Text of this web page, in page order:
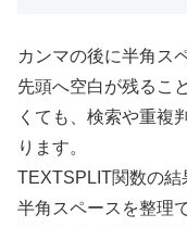
カンマの後に半角ス
先頭へ空白が残るこ
くても、検索や重複
ります。
TEXTSPLIT関数の結
半角スペースを整理